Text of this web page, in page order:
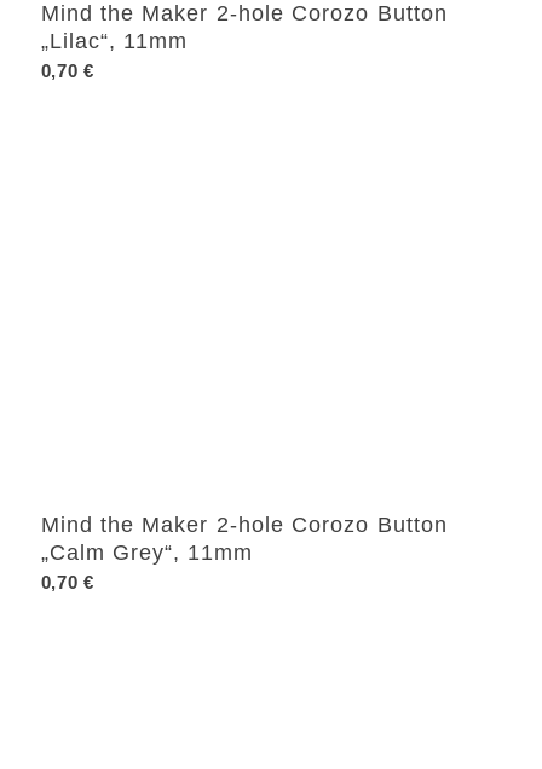
Mind the Maker 2-hole Corozo Button
„Lilac“, 11mm
0,70 €
Mind the Maker 2-hole Corozo Button
„Calm Grey“, 11mm
0,70 €